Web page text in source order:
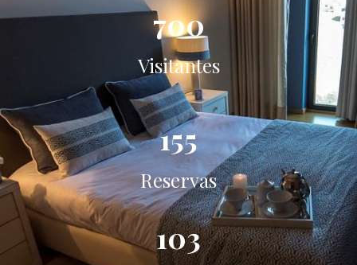
Visitantes
700
Reservas
155
103